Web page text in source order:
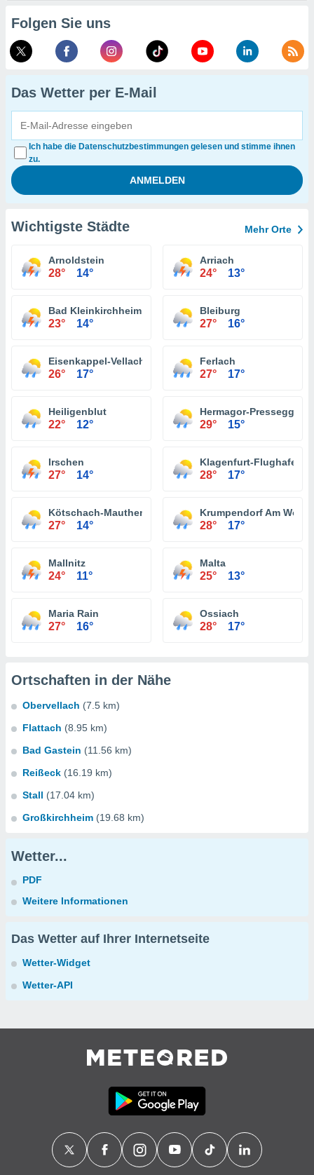
Folgen Sie uns
Das Wetter per E-Mail
Ich habe die Datenschutzbestimmungen gelesen und stimme ihnen
zu.
Wichtigste Städte Mehr Orte
Arnoldstein
28° 14°
Arriach
24° 13°
Bad Kleinkirchheim
23° 14°
Bleiburg
27° 16°
Eisenkappel-Vellach
26° 17°
Ferlach
27° 17°
Heiligenblut
22° 12°
Hermagor-Pressegger
29° 15°
Irschen
27° 14°
Klagenfurt-Flughafen
28° 17°
Kötschach-Mauthen
27° 14°
Krumpendorf Am
28° 17°
Mallnitz
24° 11°
Malta
25° 13°
Maria Rain
27° 16°
Ossiach
28° 17°
Ortschaften in der Nähe
Obervellach (7.5 km)
Flattach (8.95 km)
Bad Gastein (11.56 km)
Reißeck (16.19 km)
Stall (17.04 km)
Großkirchheim (19.68 km)
Wetter...
PDF
Weitere Informationen
Das Wetter auf Ihrer Internetseite
Wetter-Widget
Wetter-API